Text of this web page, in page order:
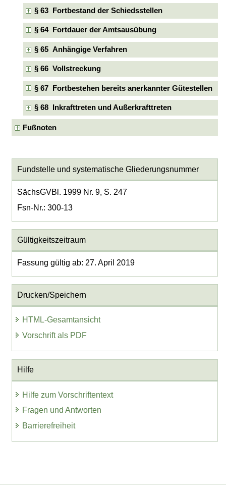
§ 63 Fortbestand der Schiedsstellen
§ 64 Fortdauer der Amtsausübung
§ 65 Anhängige Verfahren
§ 66 Vollstreckung
§ 67 Fortbestehen bereits anerkannter Gütestellen
§ 68 Inkrafttreten und Außerkrafttreten
Fußnoten
Fundstelle und systematische Gliederungsnummer
SächsGVBl. 1999 Nr. 9, S. 247
Fsn-Nr.: 300-13
Gültigkeitszeitraum
Fassung gültig ab: 27. April 2019
Drucken/Speichern
HTML-Gesamtansicht
Vorschrift als PDF
Hilfe
Hilfe zum Vorschriftentext
Fragen und Antworten
Barrierefreiheit